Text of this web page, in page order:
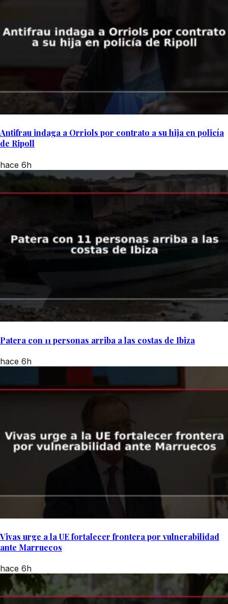
Antifrau indaga a Orriols por contrato a su hija en policía
de Ripoll
hace 6h
Patera con 11 personas arriba a las costas de Ibiza
hace 6h
Vivas urge a la UE fortalecer frontera por vulnerabilidad
ante Marruecos
hace 6h